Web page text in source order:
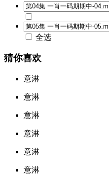
全选
猜你喜欢
意淋
意淋
意淋
意淋
意淋
意淋